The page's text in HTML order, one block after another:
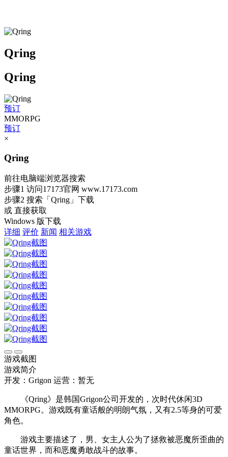
Qring
Qring
预订
MMORPG
预订
×
Qring
前往电脑端浏览器搜索
步骤1 访问17173官网 www.17173.com
步骤2 搜索 「Qring」 下载
或 直接获取
Windows 版下载
详细 评价 新闻 相关游戏
游戏截图
游戏简介
开发：Grigon 运营：暂无
《Qring》是韩国Grigon公司开发的，次时代休闲3D
MMORPG。游戏既有童话般的明朗气氛，又有2.5等身的可爱
角色。
游戏主要描述了，男、女主人公为了拯救被恶魔所歪曲的
童话世界，而和恶魔勇敢战斗的故事。